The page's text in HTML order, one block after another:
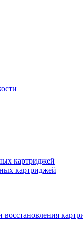
картриджей
картриджей
восстановления